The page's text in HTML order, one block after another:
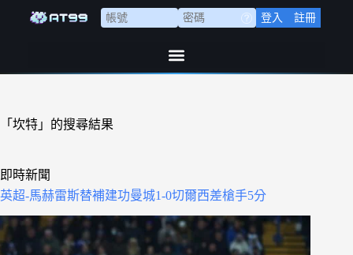
登入 註冊
「坎特」的搜尋結果
即時新聞
英超-馬赫雷斯替補建功曼城1-0切爾西差槍手5分